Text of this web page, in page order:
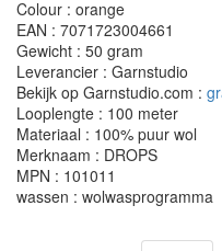
Colour : orange
EAN : 7071723004661
Gewicht : 50 gram
Leverancier : Garnstudio
Bekijk op Garnstudio.com :
Looplengte : 100 meter
Materiaal : 100% puur wol
Merknaam : DROPS
MPN : 101011
wassen : wolwasprogramma